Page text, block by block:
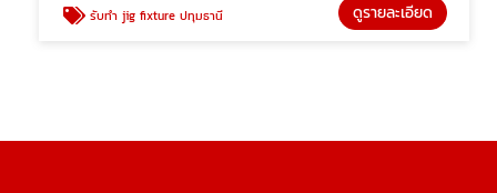
รับทํา jig fixture ปทุมธานี ดูรายละเอียด